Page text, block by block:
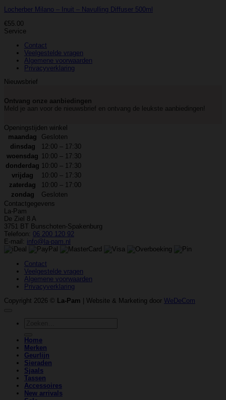
Locherber Milano – Inuit – Navulling Diffuser 500ml
€55.00
Service
Contact
Veelgestelde vragen
Algemene voorwaarden
Privacyverklaring
Nieuwsbrief
Ontvang onze aanbiedingen
Meld je aan voor de nieuwsbrief en ontvang de leukste aanbiedingen!
Openingstijden winkel
maandag
Gesloten
dinsdag
12:00 – 17:30
woensdag 10:00 – 17:30
donderdag 10:00 – 17:30
vrijdag
10:00 – 17:30
zaterdag
10:00 – 17:00
zondag
Gesloten
Contactgegevens
La-Pam
De Ziel 8 A
3751 BT Bunschoten-Spakenburg
Telefoon: 06 200 120 92
E-mail: info@la-pam.nl
Contact
Veelgestelde vragen
Algemene voorwaarden
Privacyverklaring
Copyright 2026 © La-Pam | Website & Marketing door WeDeCom
Home
Merken
Geurlijn
Sieraden
Sjaals
Tassen
Accessoires
New arrivals